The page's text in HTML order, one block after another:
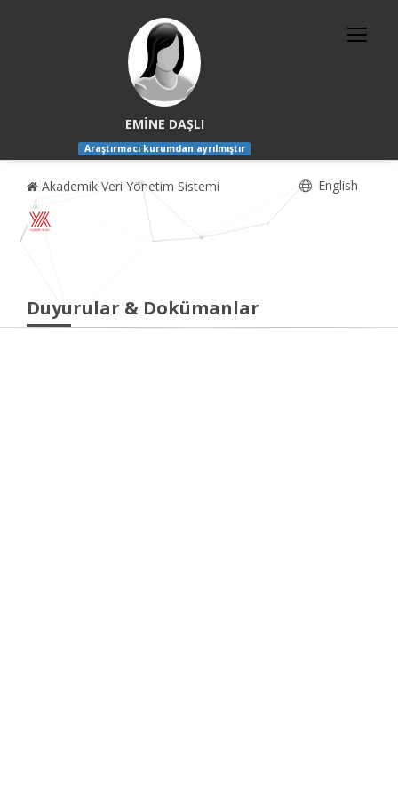
EMİNE DAŞLI
Araştırmacı kurumdan ayrılmıştır
Akademik Veri Yönetim Sistemi English
Duyurular & Dokümanlar